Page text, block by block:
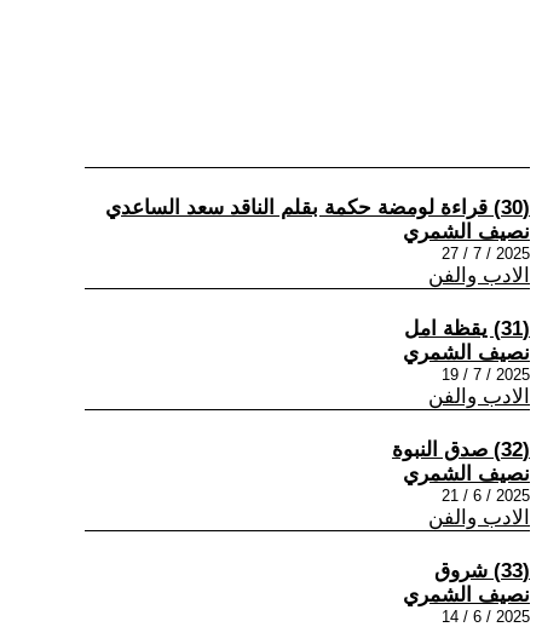
(30) قراءة لومضة حكمة بقلم الناقد سعد الساعدي
نصيف الشمري
2025 / 7 / 27
الادب والفن
(31) يقظة امل
نصيف الشمري
2025 / 7 / 19
الادب والفن
(32) صدق النبوة
نصيف الشمري
2025 / 6 / 21
الادب والفن
(33) شروق
نصيف الشمري
2025 / 6 / 14